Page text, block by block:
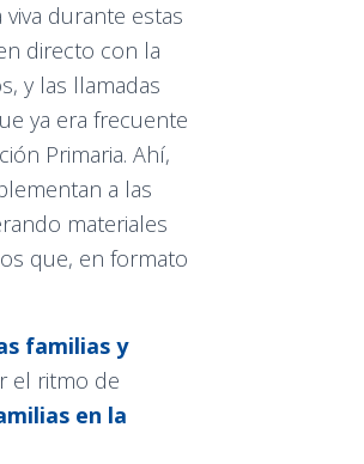
durante estas
directo con la
y las llamadas
ya era frecuente
Primaria. Ahí,
a las
materiales
que, en formato
familias y
el ritmo de
en la